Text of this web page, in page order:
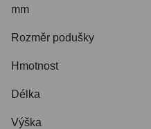
mm
Rozměr
Délka
Výška